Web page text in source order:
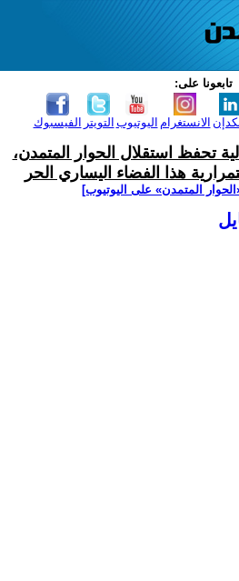
تابعونا على:
الفيسبوك التويتر اليوتيوب الانستغرام
تحفظ استقلال الحوار المتمدن،
هذا الفضاء اليساري الحر
المتمدن» على اليوتيوب]